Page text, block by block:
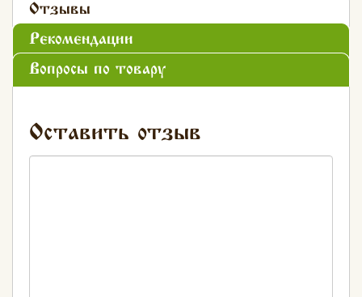
Отзывы
Рекомендации
Вопросы по товару
Оставить отзыв